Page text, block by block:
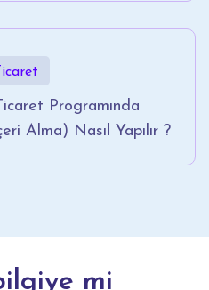
Programında
Alma) Nasıl Yapılır ?
mi